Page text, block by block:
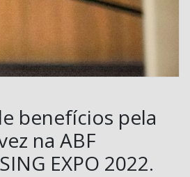
benefícios pela
na ABF
EXPO 2022.